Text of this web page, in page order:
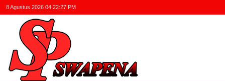
8 Agustus 2026 04:22:27 PM